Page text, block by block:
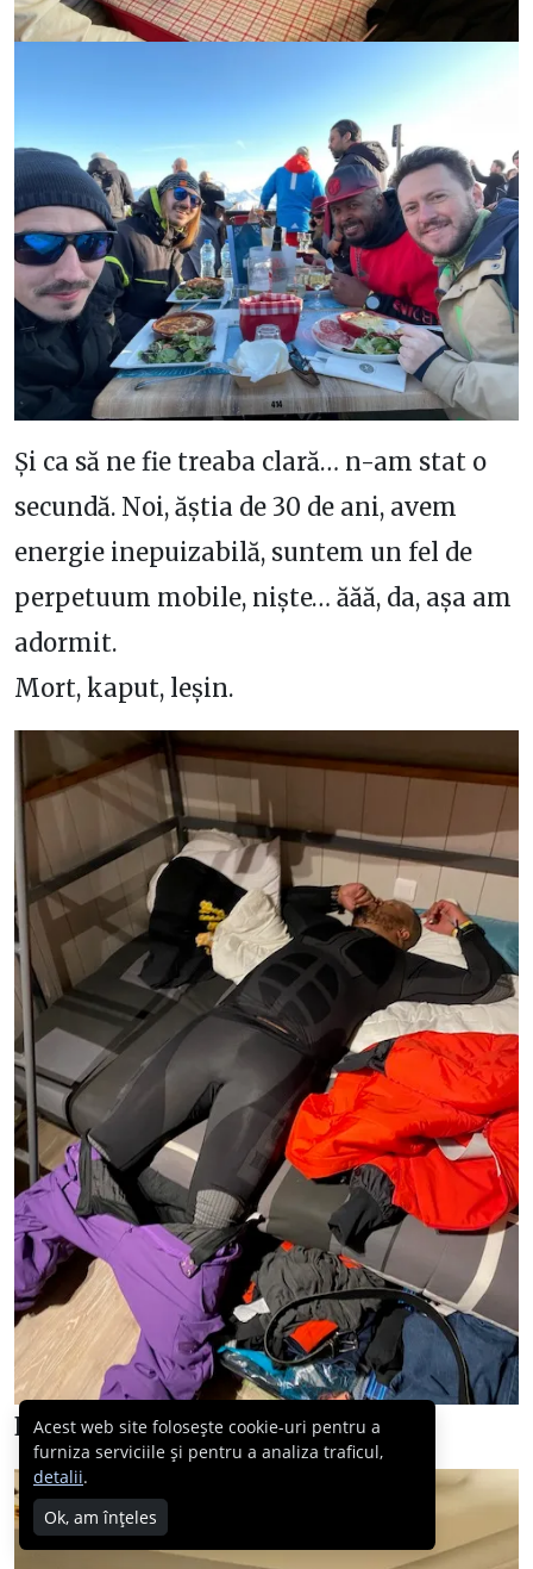
Și ca să ne fie treaba clară… n-am stat o
secundă. Noi, ăștia de 30 de ani, avem
energie inepuizabilă, suntem un fel de
perpetuum mobile, niște… ăăă, da, așa am
adormit.
Mort, kaput, leșin.
Dar apoi am luat-o din loc…
Acest web site folosește cookie-uri pentru a
furniza serviciile și pentru a analiza traficul,
detalii.
Ok, am înțeles